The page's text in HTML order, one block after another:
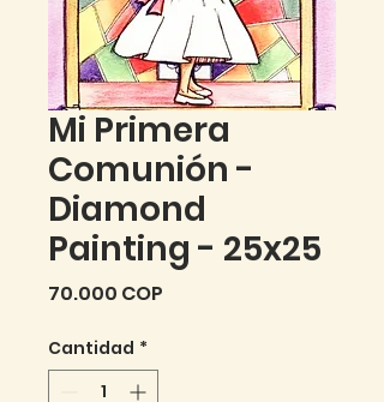
Mi Primera
Comunión -
Diamond
Painting - 25x25
70.000 COP
Cantidad *